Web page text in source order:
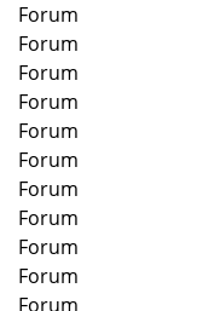
Forum
Forum
Forum
Forum
Forum
Forum
Forum
Forum
Forum
Forum
Forum